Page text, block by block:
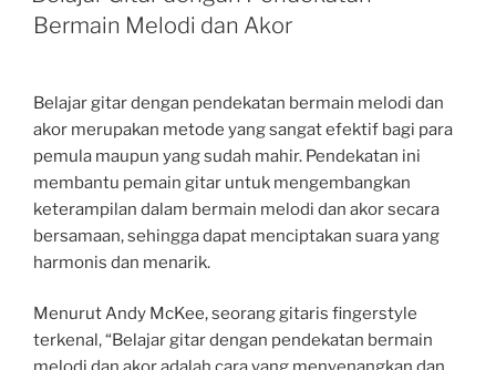
Bermain Melodi dan Akor
Belajar gitar dengan pendekatan bermain melodi dan
akor merupakan metode yang sangat efektif bagi para
pemula maupun yang sudah mahir. Pendekatan ini
membantu pemain gitar untuk mengembangkan
keterampilan dalam bermain melodi dan akor secara
bersamaan, sehingga dapat menciptakan suara yang
harmonis dan menarik.
Menurut Andy McKee, seorang gitaris fingerstyle
terkenal, “Belajar gitar dengan pendekatan bermain